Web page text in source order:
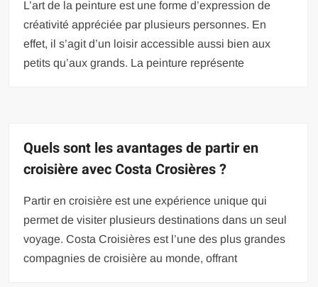
L’art de la peinture est une forme d’expression de
créativité appréciée par plusieurs personnes. En
effet, il s’agit d’un loisir accessible aussi bien aux
petits qu’aux grands. La peinture représente
Quels sont les avantages de partir en
croisière avec Costa Crosières ?
Partir en croisière est une expérience unique qui
permet de visiter plusieurs destinations dans un seul
voyage. Costa Croisières est l’une des plus grandes
compagnies de croisière au monde, offrant